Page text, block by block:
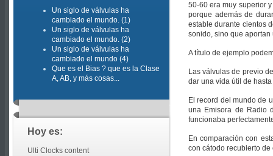
Un siglo de válvulas ha
cambiado el mundo. (1)
Un siglo de válvulas ha
cambiado el mundo. (2)
Un siglo de válvulas ha
cambiado el mundo (4)
Que es el Bias ? que es la Clase
A, AB, y más cosas...
Hoy es:
Ulti Clocks content
50-60 era muy superior
porque además de
estable durante cientos
sonido, sino que
A título de ejemplo
Las válvulas de previo
dar una vida útil de
El record del mundo de
una Emisora de Radio
funcionaba
En comparación con
con cátodo recubierto